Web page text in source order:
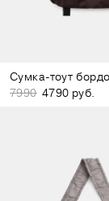
7990 4790 руб.